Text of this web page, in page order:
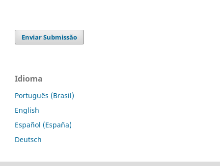
Enviar Submissão
Idioma
Português (Brasil)
English
Español (España)
Deutsch